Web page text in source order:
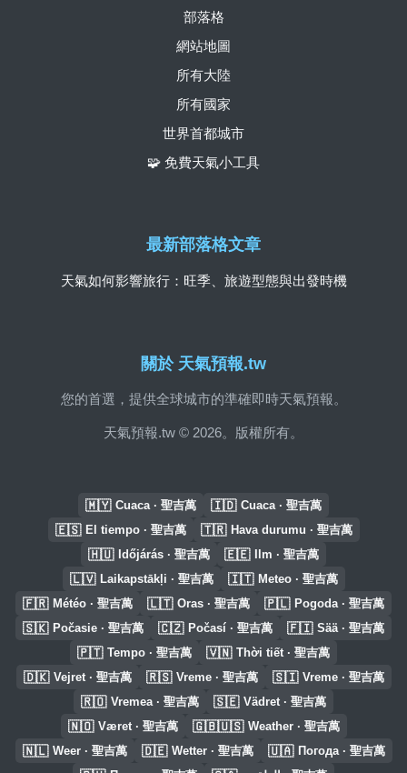
關於 天氣預報.tw
您的首選，提供全球城市的準確即時天氣預報。
天氣預報.tw © 2026。版權所有。
部落格
網站地圖
所有大陸
所有國家
世界首都城市
🧩 免費天氣小工具
最新部落格文章
天氣如何影響旅行：旺季、旅遊型態與出發時機
🇲🇾 Cuaca · 聖吉萬 🇮🇩 Cuaca · 聖吉萬
🇪🇸 El tiempo · 聖吉萬 🇹🇷 Hava durumu · 聖吉萬
🇭🇺 Időjárás · 聖吉萬 🇪🇪 Ilm · 聖吉萬
🇱🇻 Laikapstākļi · 聖吉萬 🇮🇹 Meteo · 聖吉萬
🇫🇷 Météo · 聖吉萬 🇱🇹 Oras · 聖吉萬 🇵🇱 Pogoda · 聖吉萬
🇸🇰 Počasie · 聖吉萬 🇨🇿 Počasí · 聖吉萬 🇫🇮 Sää · 聖吉萬
🇵🇹 Tempo · 聖吉萬 🇻🇳 Thời tiết · 聖吉萬
🇩🇰 Vejret · 聖吉萬 🇷🇸 Vreme · 聖吉萬 🇸🇮 Vreme · 聖吉萬
🇷🇴 Vremea · 聖吉萬 🇸🇪 Vädret · 聖吉萬
🇳🇴 Været · 聖吉萬 🇬🇧🇺🇸 Weather · 聖吉萬
🇳🇱 Weer · 聖吉萬 🇩🇪 Wetter · 聖吉萬 🇺🇦 Погода · 聖吉萬